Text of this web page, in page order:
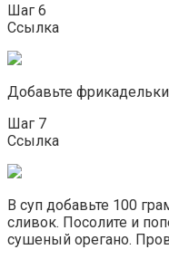
Шаг 6
Ссылка
Добавьте
Шаг 7
Ссылка
В суп добавьте 100
сливок. Посолите и
сушеный орегано.